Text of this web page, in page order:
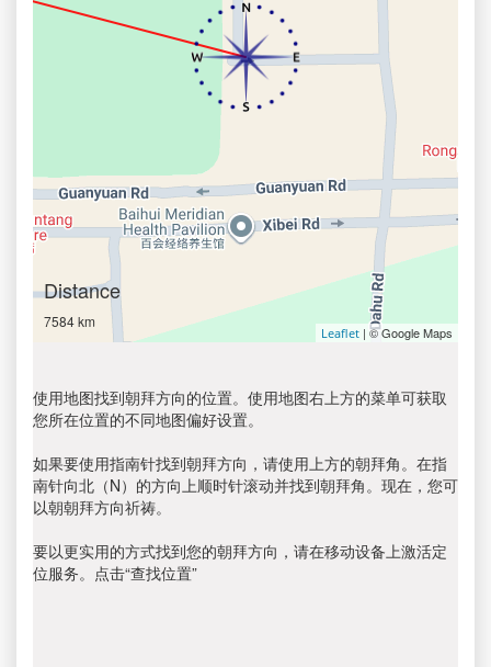
Distance
7584 km
Leaflet | © Google Maps
使用地图找到朝拜方向的位置。使用地图右上方的菜单可获取
您所在位置的不同地图偏好设置。
如果要使用指南针找到朝拜方向，请使用上方的朝拜角。在指
南针向北（N）的方向上顺时针滚动并找到朝拜角。现在，您可
以朝朝拜方向祈祷。
要以更实用的方式找到您的朝拜方向，请在移动设备上激活定
位服务。点击“查找位置”